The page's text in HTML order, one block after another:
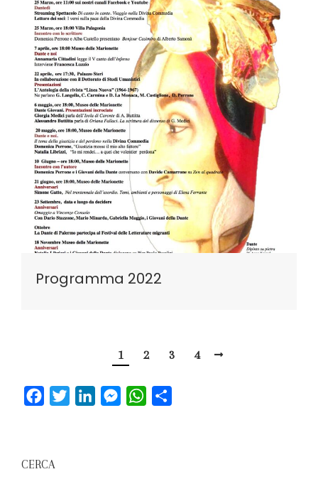
Programma 2022
1 2 3 4
Facebook
Twitter LinkedInMessengerWhatsApp
CERCA